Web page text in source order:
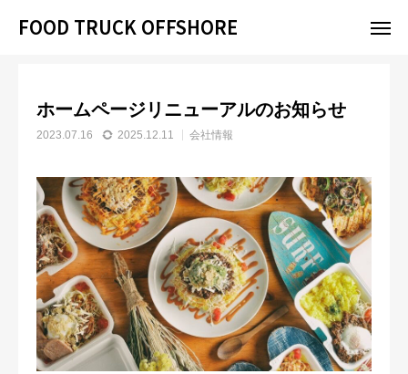
FOOD TRUCK OFFSHORE
お知らせ 会社情報 ホームページリニューアルのお知らせ
ホームページリニューアルのお知らせ
2023.07.16 2025.12.11 会社情報
FOOD TRUCK OFFSHORE
お問い合わせ 出店予定
出店スケジュール
BLOG
事業内容
NEWS